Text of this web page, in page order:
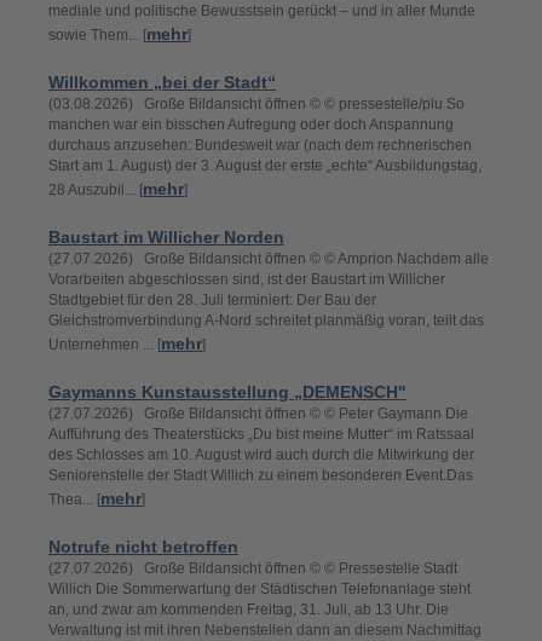
mediale und politische Bewusstsein gerückt – und in aller Munde
sowie Them... [mehr]
Willkommen „bei der Stadt“
(03.08.2026) Große Bildansicht öffnen © © pressestelle/plu So
manchen war ein bisschen Aufregung oder doch Anspannung
durchaus anzusehen: Bundesweit war (nach dem rechnerischen
Start am 1. August) der 3. August der erste „echte“ Ausbildungstag,
28 Auszubil... [mehr]
Baustart im Willicher Norden
(27.07.2026) Große Bildansicht öffnen © © Amprion Nachdem alle
Vorarbeiten abgeschlossen sind, ist der Baustart im Willicher
Stadtgebiet für den 28. Juli terminiert: Der Bau der
Gleichstromverbindung A-Nord schreitet planmäßig voran, teilt das
Unternehmen ... [mehr]
Gaymanns Kunstausstellung „DEMENSCH"
(27.07.2026) Große Bildansicht öffnen © © Peter Gaymann Die
Aufführung des Theaterstücks „Du bist meine Mutter“ im Ratssaal
des Schlosses am 10. August wird auch durch die Mitwirkung der
Seniorenstelle der Stadt Willich zu einem besonderen Event.Das
Thea... [mehr]
Notrufe nicht betroffen
(27.07.2026) Große Bildansicht öffnen © © Pressestelle Stadt
Willich Die Sommerwartung der Städtischen Telefonanlage steht
an, und zwar am kommenden Freitag, 31. Juli, ab 13 Uhr. Die
Verwaltung ist mit ihren Nebenstellen dann an diesem Nachmittag